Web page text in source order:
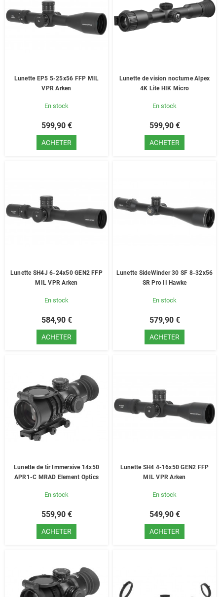
Lunette EP5 5-25x56 FFP MIL
VPR Arken
En stock
599,90 €
ACHETER
Lunette de vision nocturne Alpex
4K Lite HIK Micro
En stock
599,90 €
ACHETER
Lunette SH4J 6-24x50 GEN2 FFP
MIL VPR Arken
En stock
584,90 €
ACHETER
Lunette SideWinder 30 SF 8-32x56
SR Pro II Hawke
En stock
579,90 €
ACHETER
Lunette de tir Immersive 14x50
APR1-C MRAD Element Optics
En stock
559,90 €
ACHETER
Lunette SH4 4-16x50 GEN2 FFP
MIL VPR Arken
En stock
549,90 €
ACHETER